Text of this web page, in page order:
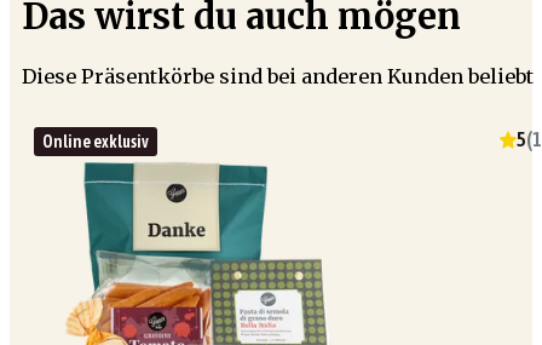
Das wirst du auch mögen
Diese Präsentkörbe sind bei anderen Kunden beliebt
Online exklusiv 5(